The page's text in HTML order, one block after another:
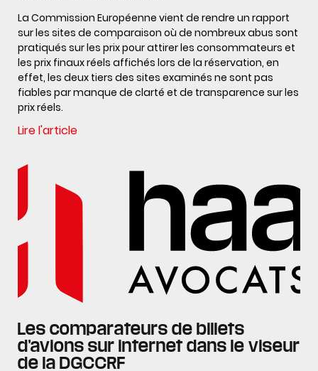
La Commission Européenne vient de rendre un rapport
sur les sites de comparaison où de nombreux abus sont
pratiqués sur les prix pour attirer les consommateurs et
les prix finaux réels affichés lors de la réservation, en
effet, les deux tiers des sites examinés ne sont pas
fiables par manque de clarté et de transparence sur les
prix réels.
Lire l'article
Les comparateurs de billets
d’avions sur internet dans le viseur
de la DGCCRF